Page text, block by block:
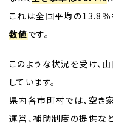
これは全国平均の13.8％
数値です。
このような状況を受け、
しています。
県内各市町村では、空き
運営、補助制度の提供な